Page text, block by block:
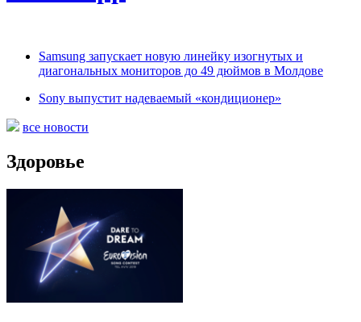
Samsung запускает новую линейку изогнутых и
диагональных мониторов до 49 дюймов в Молдове
Sony выпустит надеваемый «кондиционер»
все новости
Здоровье